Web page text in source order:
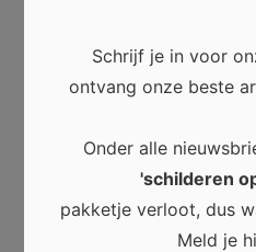
browser voor de
een reactie plaats.
Schrijf je in voor
ontvang onze beste
Onder alle
'schilderen
pakketje verloot, dus
Meld je